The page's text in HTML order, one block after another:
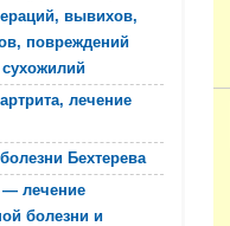
вывихов,
повреждений
лечение
Бехтерева
— лечение
болезни и